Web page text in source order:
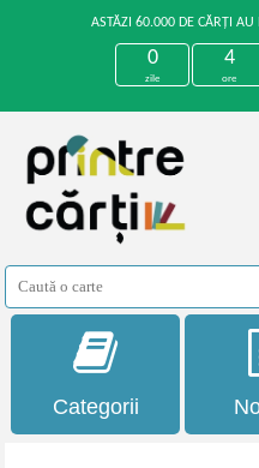
ASTĂZI 60.000 DE CĂRȚI
0
zile
4
ore
Categorii